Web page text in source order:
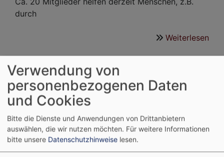
durch
Weiterlesen
Facebook Widget
Inhalte von Facebook anzeigen?
Verwendung von
personenbezogenen Daten
und Cookies
Bitte die Dienste und Anwendungen von Drittanbietern
auswählen, die wir nutzen möchten. Für weitere Informationen
bitte unsere Datenschutzhinweise lesen.